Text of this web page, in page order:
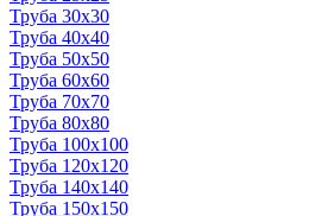
Труба 30x30
Труба 40x40
Труба 50x50
Труба 60x60
Труба 70x70
Труба 80x80
Труба 100x100
Труба 120x120
Труба 140x140
Труба 150x150